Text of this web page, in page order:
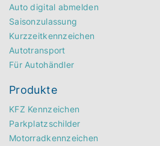
Auto digital abmelden
Saisonzulassung
Kurzzeitkennzeichen
Autotransport
Für Autohändler
Produkte
KFZ Kennzeichen
Parkplatzschilder
Motorradkennzeichen